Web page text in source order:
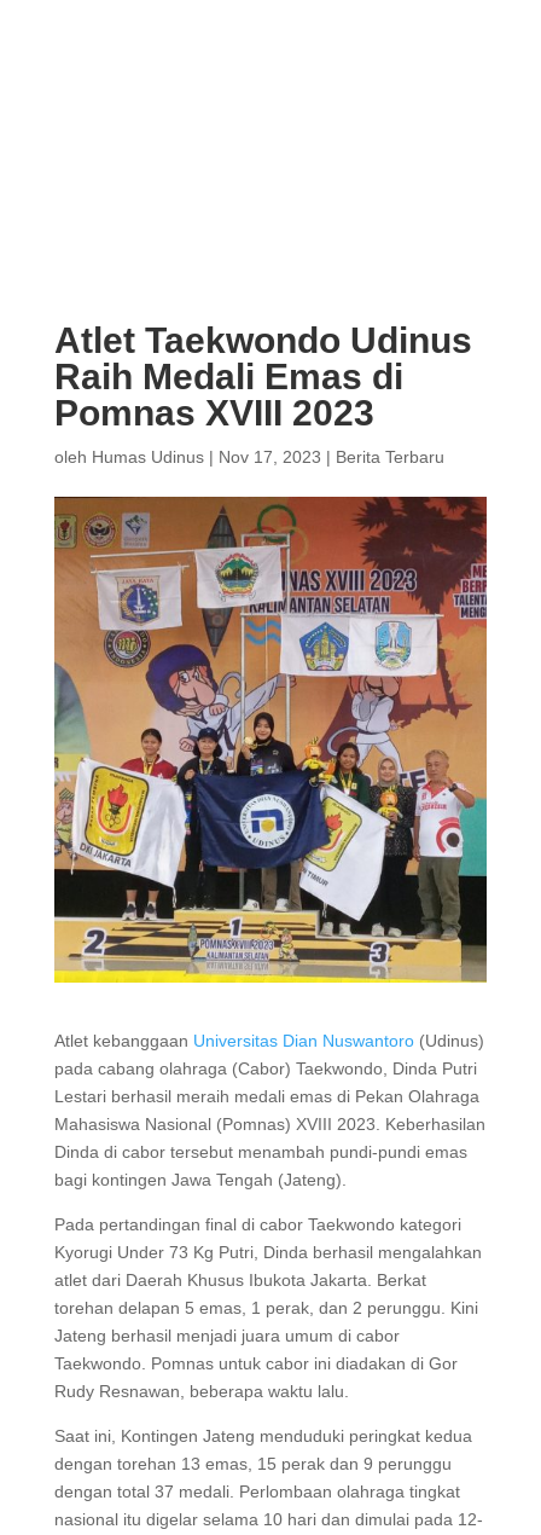
Atlet Taekwondo Udinus
Raih Medali Emas di
Pomnas XVIII 2023
oleh Humas Udinus| Nov 17, 2023 | Berita Terbaru
Atlet kebanggaan Universitas Dian Nuswantoro(Udinus)
pada cabang olahraga (Cabor) Taekwondo, Dinda Putri
Lestari berhasil meraih medali emas di Pekan Olahraga
Mahasiswa Nasional (Pomnas) XVIII 2023. Keberhasilan
Dinda di cabor tersebut menambah pundi-pundi emas
bagi kontingen Jawa Tengah (Jateng).
Pada pertandingan final di cabor Taekwondo kategori
Kyorugi Under 73 Kg Putri, Dinda berhasil mengalahkan
atlet dari Daerah Khusus Ibukota Jakarta. Berkat
torehan delapan 5 emas, 1 perak, dan 2 perunggu. Kini
Jateng berhasil menjadi juara umum di cabor
Taekwondo. Pomnas untuk cabor ini diadakan di Gor
Rudy Resnawan, beberapa waktu lalu.
Saat ini, Kontingen Jateng menduduki peringkat kedua
dengan torehan 13 emas, 15 perak dan 9 perunggu
dengan total 37 medali. Perlombaan olahraga tingkat
nasional itu digelar selama 10 hari dan dimulai pada 12-